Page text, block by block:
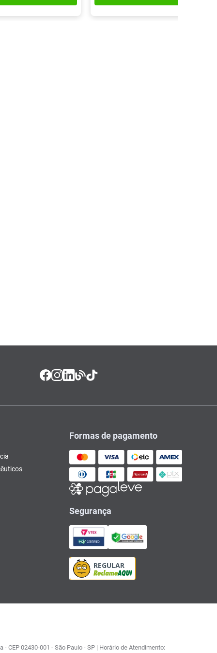
Formas de pagamento
Segurança
CEP 02430-001 - São Paulo - SP | Horário de Atendimento: